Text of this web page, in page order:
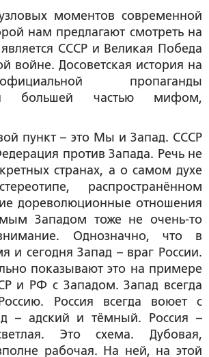
моментов современной
нам предлагают смотреть на
СССР и Великая Победа
войне. Досоветская история на
пропаганды
большей частью мифом,
пункт – это Мы и Запад. СССР
против Запада. Речь не
странах, а о самом духе
распространённом
дореволюционные отношения
Западом тоже не очень-то
Однозначно, что в
и сегодня Запад – враг России.
показывают это на примере
и РФ с Западом. Запад всегда
Россия всегда воюет с
– адский и тёмный. Россия –
Это схема. Дубовая,
рабочая. На ней, на этой